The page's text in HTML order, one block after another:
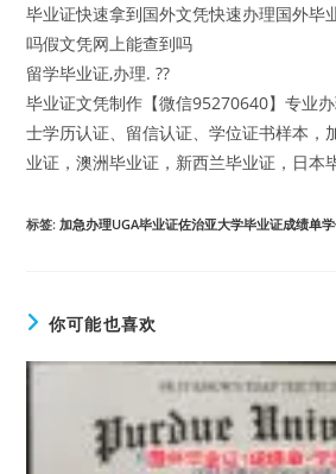
毕业证快速拿到国外文凭快速办理国外毕
吗假文凭网上能查到吗
留学毕业证,办理. ??
毕业证文凭制作【微信95270640】专业
士学历认证、留信认证、学位证书样本，
业证，澳洲毕业证，新西兰毕业证，日本
标签:加急办理UGA毕业证佐治亚大学毕业证成绩单
你可能也喜欢